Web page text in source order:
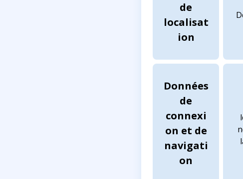
de
localisat
ion
Données
de
connexi
on et de
navigati
on